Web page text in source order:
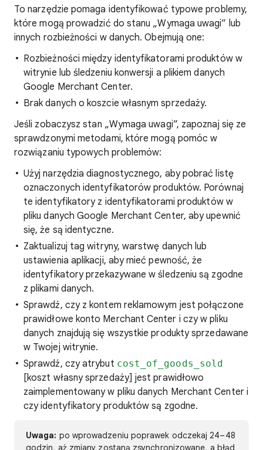
To narzędzie pomaga identyfikować typowe problemy,
które mogą prowadzić do stanu „Wymaga uwagi” lub
innych rozbieżności w danych. Obejmują one:
Rozbieżności między identyfikatorami produktów w
witrynie lub śledzeniu konwersji a plikiem danych
Google Merchant Center.
Brak danych o koszcie własnym sprzedaży.
Jeśli zobaczysz stan „Wymaga uwagi”, zapoznaj się ze
sprawdzonymi metodami, które mogą pomóc w
rozwiązaniu typowych problemów:
Użyj narzędzia diagnostycznego, aby pobrać listę
oznaczonych identyfikatorów produktów. Porównaj
te identyfikatory z identyfikatorami produktów w
pliku danych Google Merchant Center, aby upewnić
się, że są identyczne.
Zaktualizuj tag witryny, warstwę danych lub
ustawienia aplikacji, aby mieć pewność, że
identyfikatory przekazywane w śledzeniu są zgodne
z plikami danych.
Sprawdź, czy z kontem reklamowym jest połączone
prawidłowe konto Merchant Center i czy w pliku
danych znajdują się wszystkie produkty sprzedawane
w Twojej witrynie.
Sprawdź, czy atrybut cost_of_goods_sold
[koszt własny sprzedaży] jest prawidłowo
zaimplementowany w pliku danych Merchant Center i
czy identyfikatory produktów są zgodne.
Uwaga: po wprowadzeniu poprawek odczekaj 24–48
godzin, aż zmiany zostaną zsynchronizowane, a błąd